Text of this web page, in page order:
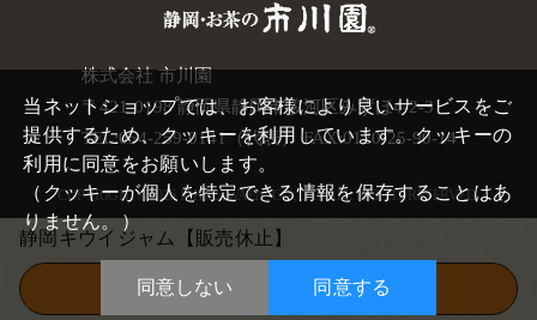
静岡キウイジャム【販売休止】
この商品を買い物かごに入れる
株式会社 市川園
〒421-0198 静岡県静岡市駿河区みずほ4-2-3
TEL:054-259-0141（代表） FAX:0120-25-90-14
COPYRIGHT©2026 ICHIKAWAEN. CO.,LTD. ALL RIGHTS RESERVED.
当ネットショップでは、お客様により良いサービスをご
提供するため、クッキーを利用しています。クッキーの
利用に同意をお願いします。
（クッキーが個人を特定できる情報を保存することはあ
りません。）
同意しない
閉
じ
る
同意する